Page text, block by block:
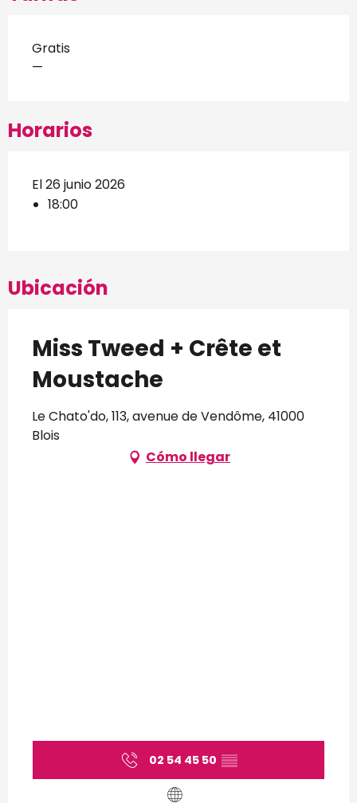
Gratis
—
Horarios
El 26 junio 2026
18:00
Ubicación
Miss Tweed + Crête et
Moustache
Le Chato'do, 113, avenue de Vendôme, 41000
Blois
Cómo llegar
02 54 45 50 ▒▒